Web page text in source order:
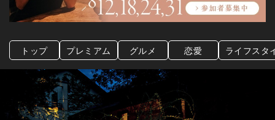
トップ プレミアム グルメ 恋愛 ライフスタ